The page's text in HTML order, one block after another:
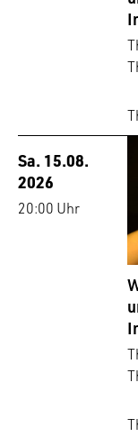
Sa. 15.08.
2026
20:00 Uhr